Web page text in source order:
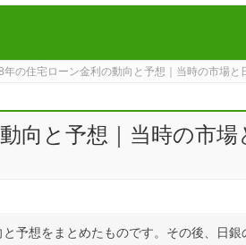
年の住宅ローン金利の動向と予想｜当時の市場と
向と予想｜当時の市場
予想をまとめたものです。その後、日銀